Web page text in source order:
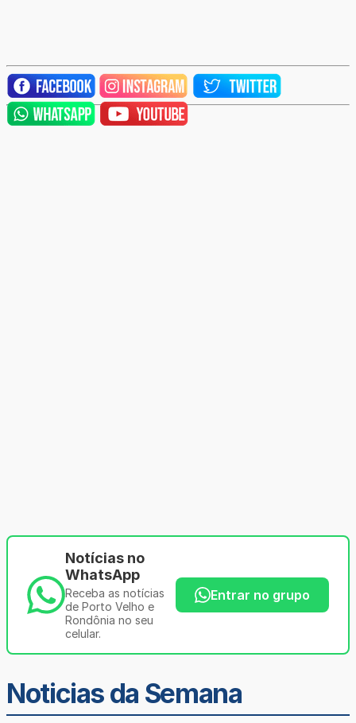
Notícias no
WhatsApp
Receba as notícias
de Porto Velho e
Rondônia no seu
celular.
Entrar no grupo
Noticias da Semana